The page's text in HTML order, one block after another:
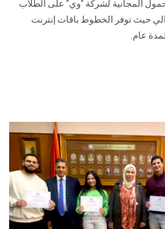
المجانية لشركة "وي" على الطلاب
حيث توفر الخطوط باقات إنترنت
عام.